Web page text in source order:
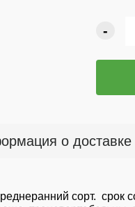
-
о доставке
сорт.